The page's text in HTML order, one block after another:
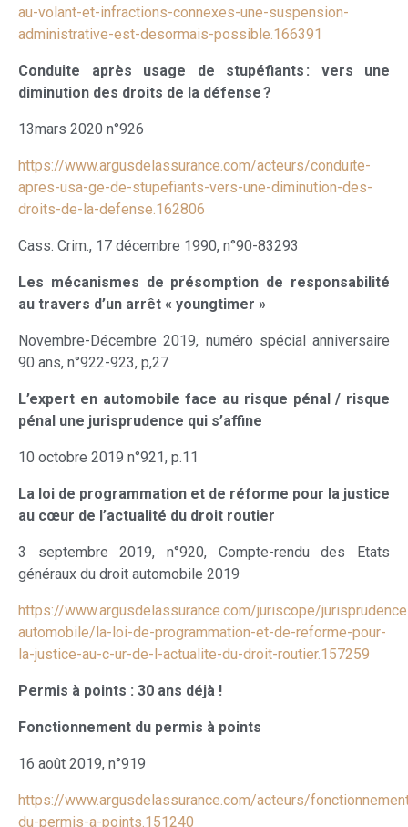
au-volant-et-infractions-connexes-une-suspension-
administrative-est-desormais-possible.166391
Conduite après usage de stupéfiants : vers une
diminution des droits de la défense ?
13mars 2020 n°926
https://www.argusdelassurance.com/acteurs/conduite-
apres-usa-ge-de-stupefiants-vers-une-diminution-des-
droits-de-la-defense.162806
Cass. Crim., 17 décembre 1990, n°90-83293
Les mécanismes de présomption de responsabilité
au travers d’un arrêt « youngtimer »
Novembre-Décembre 2019, numéro spécial anniversaire
90 ans, n°922-923, p,27
L’expert en automobile face au risque pénal / risque
pénal une jurisprudence qui s’affine
10 octobre 2019 n°921, p.11
La loi de programmation et de réforme pour la justice
au cœur de l’actualité du droit routier
3 septembre 2019, n°920, Compte-rendu des Etats
généraux du droit automobile 2019
https://www.argusdelassurance.com/juriscope/
automobile/la-loi-de-programmation-et-de-reforme-pour-
la-justice-au-c-ur-de-l-actualite-du-droit-routier.157259
Permis à points : 30 ans déjà !
Fonctionnement du permis à points
16 août 2019, n°919
https://www.argusdelassurance.com/acteurs/
du-permis-a-points.151240